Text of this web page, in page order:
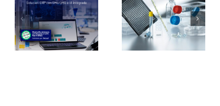
Bio-One
certifica
otros 101
productos
presentará
el sistema
Thermo
Scientific™